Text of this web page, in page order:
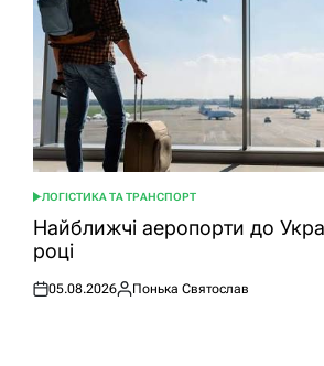
ОПУБЛІКУВАТИ
У
ЛОГІСТИКА ТА ТРАНСПОРТ
Найближчі аеропорти до
році
Оприлюднено
05.08.2026
Опубліковано
Понька Святослав